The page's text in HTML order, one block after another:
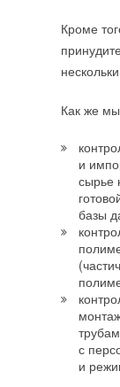
Кроме
Как же
и
сырье
базы
с
и
В
Однако
и сборки
слишком
в то
Общий
и